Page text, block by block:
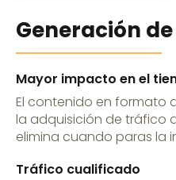
Generación
Mayor impacto en el
El contenido en formato
la adquisición de tráfico
elimina cuando paras la
Tráfico cualificado